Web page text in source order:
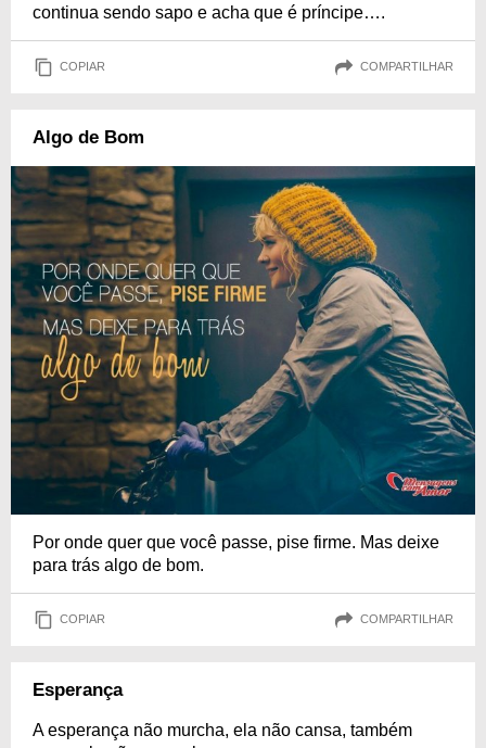
continua sendo sapo e acha que é príncipe….
COPIAR COMPARTILHAR
Algo de Bom
Por onde quer que você passe, pise firme. Mas deixe
para trás algo de bom.
COPIAR COMPARTILHAR
Esperança
A esperança não murcha, ela não cansa, também